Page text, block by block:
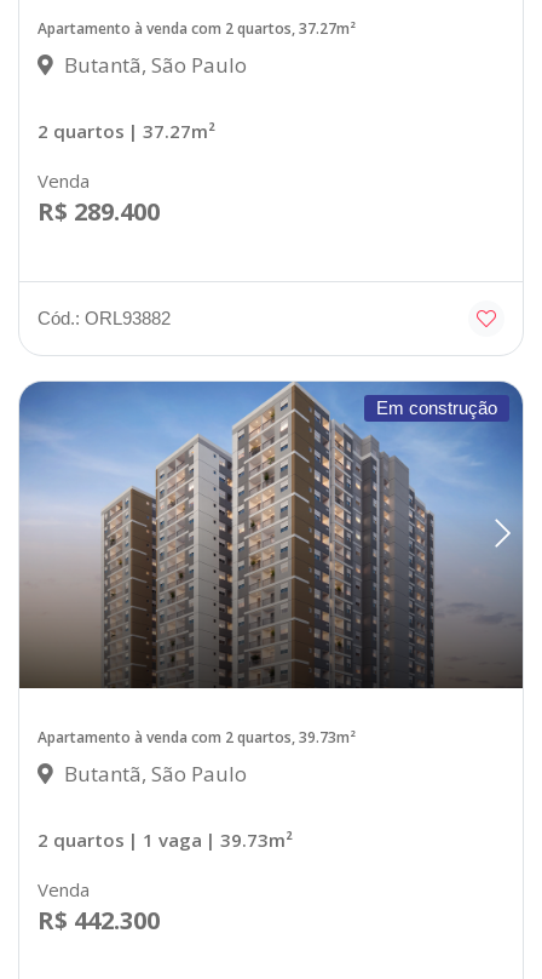
Apartamento à venda com 2 quartos, 37.27m²
Butantã, São Paulo
2 quartos | 37.27m²
Venda
R$ 289.400
Cód.: ORL93882
Em construção
Apartamento à venda com 2 quartos, 39.73m²
Butantã, São Paulo
2 quartos | 1 vaga | 39.73m²
Venda
R$ 442.300